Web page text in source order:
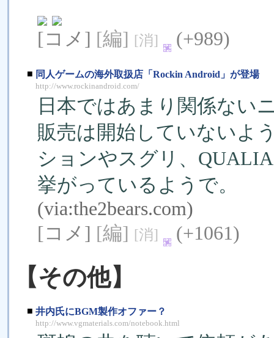
[コメ] [編] [消] (+989)
■ 同人ゲームの海外取扱店「Rockin Android」が登場
http://www.rockinandroid.com/
日本ではあまり関係ない
販売は開始していないよ
ションやスグリ、
挙がっているようで。
(via:the2bears.com)
[コメ] [編] [消] (+1061)
【その他】
■ 井内氏にBGM製作オファー？
http://www.vgmaterials.com/notebook.html